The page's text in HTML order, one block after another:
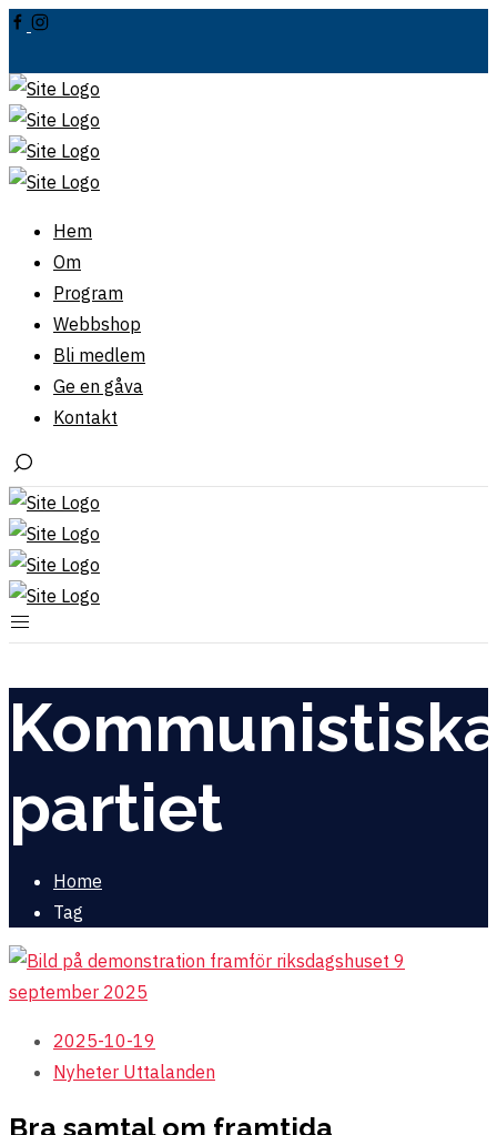
Hem
Om
Program
Webbshop
Bli medlem
Ge en gåva
Kontakt
partiet
Home
Tag
2025-10-19
Nyheter Uttalanden
Bra samtal om framtida